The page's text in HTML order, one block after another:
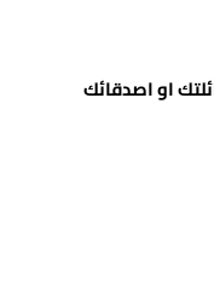
او اصدقائك